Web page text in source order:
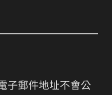
子郵件地址不會公